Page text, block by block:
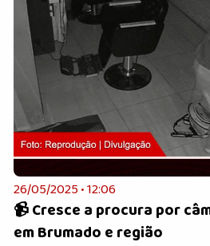
26/05/2025 • 12:06
📹 Cresce a procura por
em Brumado e região